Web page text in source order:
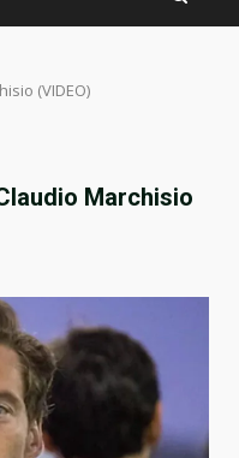
(VIDEO)
Marchisio